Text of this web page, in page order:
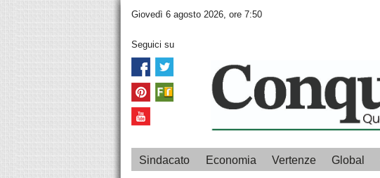
Giovedì 6 agosto 2026, ore 7:50
Seguici su
Sindacato Economia Vertenze Global